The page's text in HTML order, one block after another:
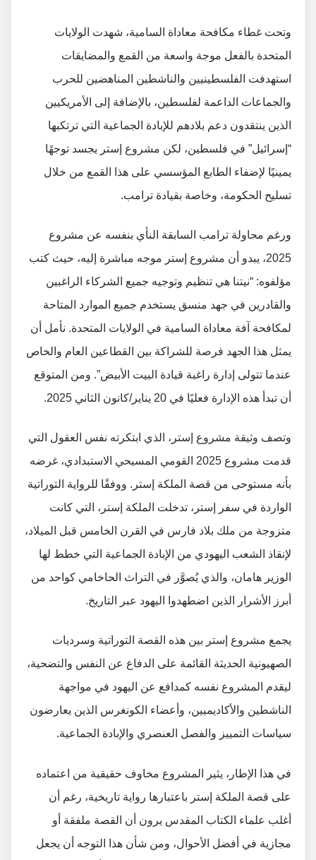
وتحت غطاء مكافحة معاداة السامية، شهدت الولايات
المتحدة بالفعل موجة واسعة من القمع والمضايقات
استهدفت الفلسطينيين والناشطين المناهضين للحرب
والجماعات الداعمة لفلسطين، بالإضافة إلى الأمريكيين
الذين ينتقدون دعم بلادهم للإبادة الجماعية التي ترتكبها
“إسرائيل” في فلسطين، لكن مشروع إستر يجسد توجهًا
يمينيًا لإضفاء الطابع المؤسسي على هذا القمع من خلال
تسليح الحكومة، وخاصة بقيادة ترامب.
ورغم محاولة ترامب السابقة النأي بنفسه عن مشروع
2025، يبدو أن مشروع إستر موجه مباشرة إليه، حيث كتب
مؤلفوه: “نيتنا هي تنظيم وتوجيه جميع الشركاء الراغبين
والقادرين في جهد منسق يستخدم جميع الموارد المتاحة
لمكافحة آفة معاداة السامية في الولايات المتحدة. نأمل أن
يمثل هذا الجهد فرصة للشراكة بين القطاعين العام والخاص
عندما تتولى إدارة راغبة قيادة البيت الأبيض”. ومن المتوقع
أن تبدأ هذه الإدارة فعليًا في 20 يناير/كانون الثاني 2025.
وتصف وثيقة مشروع إستر، الذي ابتكرته نفس العقول التي
قدمت مشروع 2025 القومي المسيحي الاستبدادي، غرضه
بأنه مستوحى من قصة الملكة إستر. ووفقًا للرواية التوراتية
الواردة في سفر إستر، تدخلت الملكة إستر، التي كانت
متزوجة من ملك بلاد فارس في القرن الخامس قبل الميلاد،
لإنقاذ الشعب اليهودي من الإبادة الجماعية التي خطط لها
الوزير هامان، والذي يُصوَّر في التراث الحاخامي كواحد من
أبرز الأشرار الذين اضطهدوا اليهود عبر التاريخ.
يجمع مشروع إستر بين هذه القصة التوراتية وسرديات
الصهيونية الحديثة القائمة على الدفاع عن النفس والتضحية،
ليقدم المشروع نفسه كمدافع عن اليهود في مواجهة
الناشطين والأكاديميين، وأعضاء الكونغرس الذين يعارضون
سياسات التمييز والفصل العنصري والإبادة الجماعية.
في هذا الإطار، يثير المشروع مخاوف حقيقية من اعتماده
على قصة الملكة إستر باعتبارها رواية تاريخية، رغم أن
أغلب علماء الكتاب المقدس يرون أن القصة ملفقة أو
مجازية في أفضل الأحوال، ومن شأن هذا التوجه أن يجعل